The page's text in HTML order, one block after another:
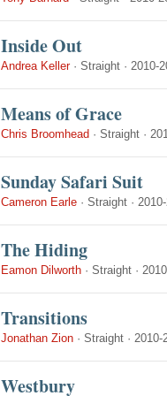
Inside Out
Andrea Keller· Straight · 2010-
Means of Grace
Chris Broomhead · Straight ·
Sunday Safari Suit
Cameron Earle · Straight ·
The Hiding
Eamon Dilworth · Straight ·
Transitions
Jonathan Zion · Straight · 2010-
Westbury